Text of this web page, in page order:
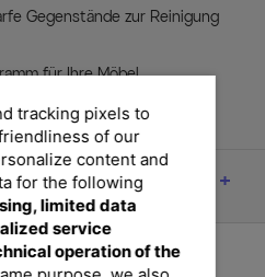
Gegenstände zur Reinigung
für Ihre Möbel
Materialien
tracking pixels to
of our
content and
for the following
limited data
service
operation of the